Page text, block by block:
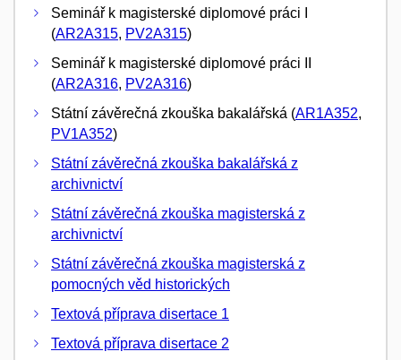
Seminář k magisterské diplomové práci I
(AR2A315, PV2A315)
Seminář k magisterské diplomové práci II
(AR2A316, PV2A316)
Státní závěrečná zkouška bakalářská (AR1A352,
PV1A352)
Státní závěrečná zkouška bakalářská z
archivnictví
Státní závěrečná zkouška magisterská z
archivnictví
Státní závěrečná zkouška magisterská z
pomocných věd historických
Textová příprava disertace 1
Textová příprava disertace 2